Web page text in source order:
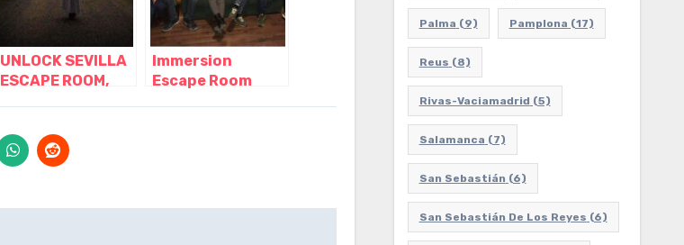
UNLOCK SEVILLA
ESCAPE ROOM,
Immersion
Escape Room
Palma (9) Pamplona (17)
Reus (8)
Rivas-Vaciamadrid (5)
Salamanca (7)
San Sebastián (6)
San Sebastián De Los Reyes (6)